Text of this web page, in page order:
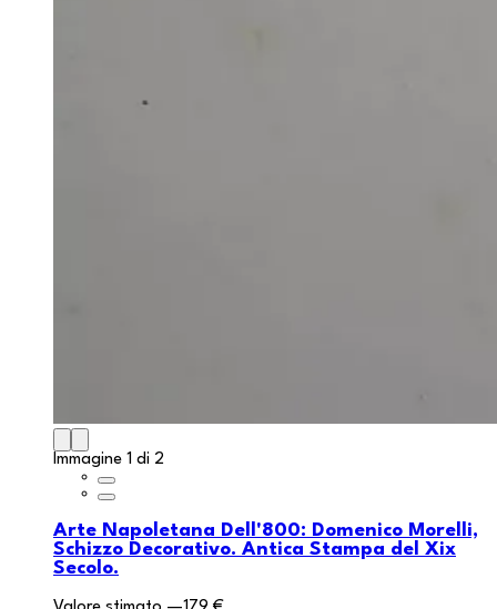
Immagine 1 di 2
Arte Napoletana Dell'800: Domenico Morelli,
Schizzo Decorativo. Antica Stampa del Xix
Secolo.